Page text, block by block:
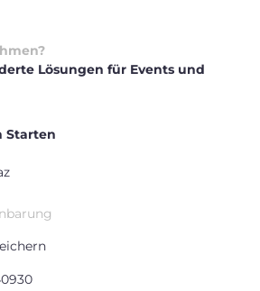
Lösungen für Events und
Starten